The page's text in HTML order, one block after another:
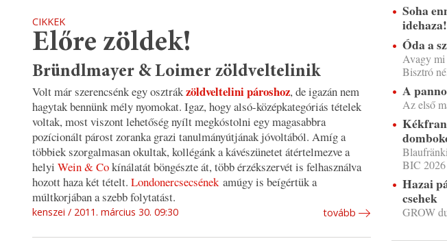
CIKKEK
Előre zöldek!
Bründlmayer & Loimer zöldveltelinik
Volt már szerencsénk egy osztrákzöldveltelini pároshoz, de igazán nem
hagytak bennünk mély nyomokat. Igaz, hogy alsó-középkategóriás tételek
voltak, most viszont lehetőség nyílt megkóstolni egy magasabbra
pozícionált párost zoranka grazi tanulmányútjának jóvoltából. Amíg a
többiek szorgalmasan okultak, kollégánk a kávészünetet átértelmezve a
helyi Wein & Cokínálatát böngészte át, több érzékszervét is felhasználva
hozott haza két tételt. Londonercsecsének amúgy is beígértük a
múltkorjában a szebb folytatást.
kenszei 2011. március 30. 09:30 tovább
Soha
idehaza!
Óda a
Avagy mi
Bisztró
A
Az első
BIC 2026
Hazai
csehek
GROW